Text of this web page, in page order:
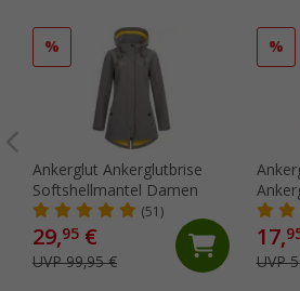
%
Ankerglut Ankerglutbrise
Softshellmantel Damen
(51)
29,95 €
UVP 99,95 €
%
17,
UVP